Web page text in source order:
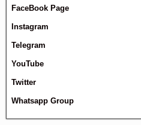
FaceBook Page
Instagram
Telegram
YouTube
Twitter
Whatsapp Group